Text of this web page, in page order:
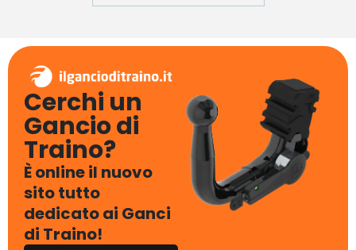
Cerchi un
Gancio di
Traino?
È online il nuovo
sito tutto
dedicato ai Ganci
di Traino!